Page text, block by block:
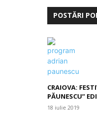
POSTĂRI
CRAIOVA:
PĂUNESCU”
18 iulie 2019